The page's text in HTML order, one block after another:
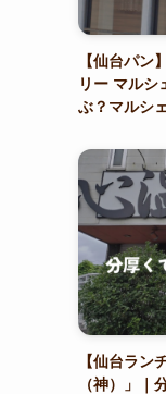
【仙台パン
リー マルシ
ぶ？マルシ
【仙台ラン
（神）」｜